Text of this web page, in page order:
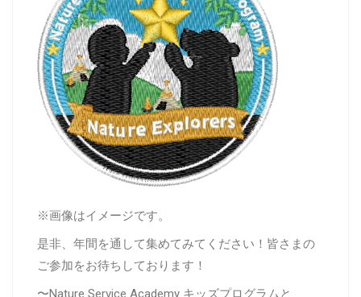
※画像はイメージです。
是非、年間を通して集めてみてください！皆さまの
ご参加をお待ちしております！
〜Nature Service Academy キッズプログラムと